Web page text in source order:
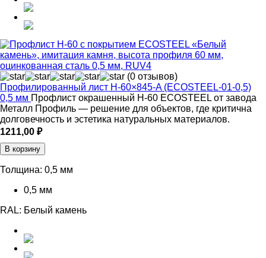
(0 отзывов)
Профилированный лист Н-60×845-A (ECOSTEEL-01-0,5)
0,5 мм Профлист окрашенный Н-60 ECOSTEEL от завода
Металл Профиль — решение для объектов, где критична
долговечность и эстетика натуральных материалов.
1211,00 ₽
В корзину
Толщина: 0,5 мм
0,5 мм
RAL: Белый камень